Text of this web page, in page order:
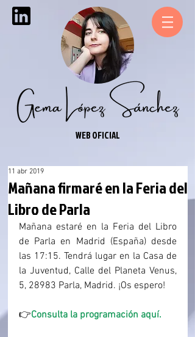
WEB OFICIAL
Mañana firmaré en la Feria del
Libro de Parla
11 abr 2019
Mañana estaré en la Feria del Libro
de Parla en Madrid (España) desde
las 17:15. Tendrá lugar en la Casa de
la Juventud, Calle del Planeta Venus,
5, 28983 Parla, Madrid. ¡Os espero!
👉Consulta la programación aquí.